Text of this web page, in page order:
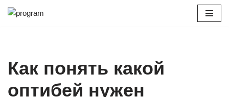
Как понять какой
оптибей нужен